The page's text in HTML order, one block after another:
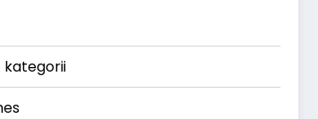
kategorii